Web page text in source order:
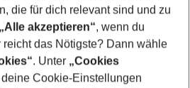
die für dich relevant sind und zu
„Alle akzeptieren“, wenn du
das Nötigste? Dann wähle
. Unter „Cookies
Cookie-Einstellungen